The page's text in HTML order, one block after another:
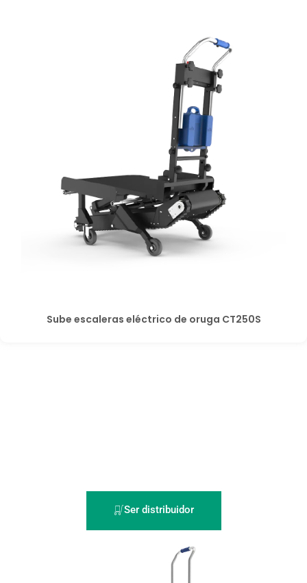
Sube escaleras eléctrico de oruga CT250S
Ser distribuidor